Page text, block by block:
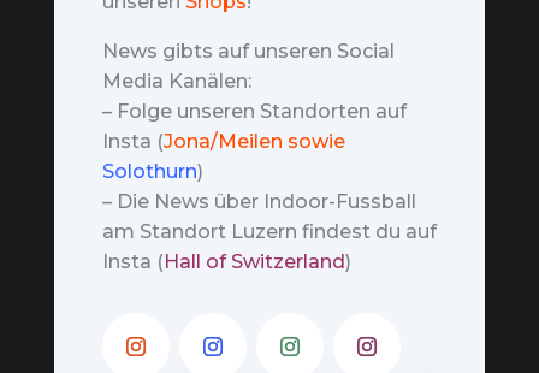
News gibts auf unseren Social
Media Kanälen:
– Folge unseren Standorten auf
Insta (Jona/Meilen sowie
Solothurn)
– Die News über Indoor-Fussball
am Standort Luzern findest du auf
Insta (Hall of Switzerland)